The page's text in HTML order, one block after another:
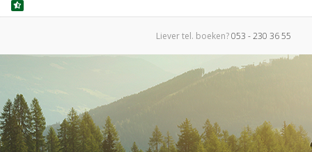
Liever tel. boeken?053 - 230 36 55